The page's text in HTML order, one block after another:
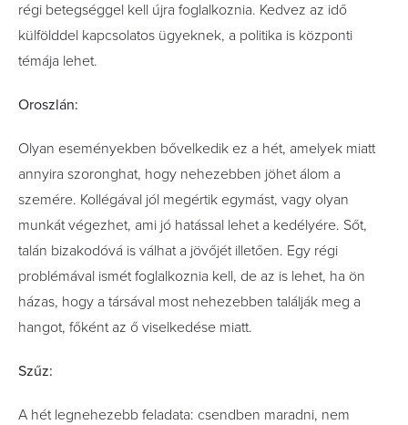
régi betegséggel kell újra foglalkoznia. Kedvez az idő
külfölddel kapcsolatos ügyeknek, a politika is központi
témája lehet.
Oroszlán:
Olyan eseményekben bővelkedik ez a hét, amelyek miatt
annyira szoronghat, hogy nehezebben jöhet álom a
szemére. Kollégával jól megértik egymást, vagy olyan
munkát végezhet, ami jó hatással lehet a kedélyére. Sőt,
talán bizakodóvá is válhat a jövőjét illetően. Egy régi
problémával ismét foglalkoznia kell, de az is lehet, ha ön
házas, hogy a társával most nehezebben találják meg a
hangot, főként az ő viselkedése miatt.
Szűz:
A hét legnehezebb feladata: csendben maradni, nem